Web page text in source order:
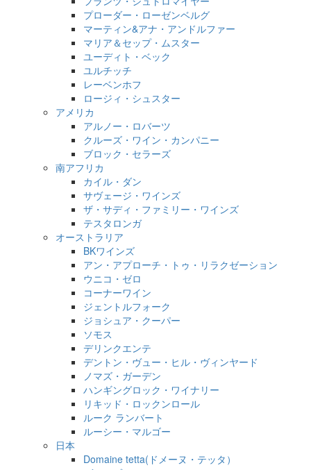
プローダー・ローゼンベルグ
マーティン&アナ・アンドルファー
マリア＆セップ・ムスター
ユーディト・ベック
ユルチッチ
レーベンホフ
ロージィ・シュスター
アメリカ
アルノー・ロバーツ
クルーズ・ワイン・カンパニー
ブロック・セラーズ
南アフリカ
カイル・ダン
サヴェージ・ワインズ
ザ・サディ・ファミリー・ワインズ
テスタロンガ
オーストラリア
BKワインズ
アン・アプローチ・トゥ・リラクゼーション
ウニコ・ゼロ
コーナーワイン
ジェントルフォーク
ジョシュア・クーパー
ソモス
デリンクエンテ
デントン・ヴュー・ヒル・ヴィンヤード
ノマズ・ガーデン
ハンギングロック・ワイナリー
リキッド・ロックンロール
ルーク ランバート
ルーシー・マルゴー
日本
Domaine tetta(ドメーヌ・テッタ）